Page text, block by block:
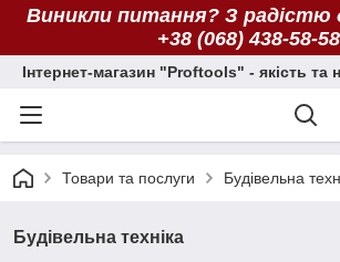
Виникли питання? З радістю
+38 (068) 438-58-58
Інтернет-магазин "Proftools" - якість та
Товари та послуги Будівельна
Будівельна техніка